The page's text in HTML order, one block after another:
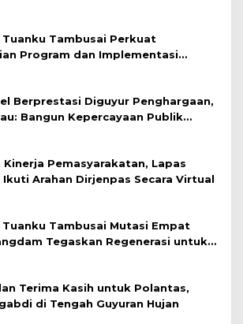
Tuanku Tambusai Perkuat
Program dan Implementasi
Berprestasi Diguyur Penghargaan,
Bangun Kepercayaan Publik
Nyata
Pemasyarakatan, Lapas
Arahan Dirjenpas Secara Virtual
Tuanku Tambusai Mutasi Empat
Tegaskan Regenerasi untuk
Satuan
Terima Kasih untuk Polantas,
di Tengah Guyuran Hujan